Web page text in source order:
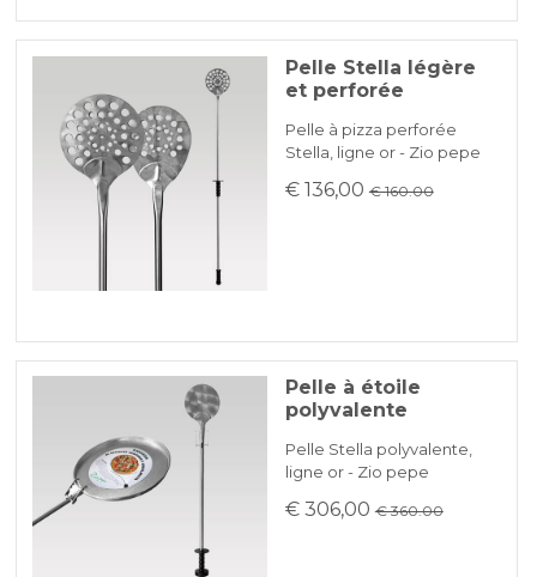
Pelle Stella légère
et perforée
Pelle à pizza perforée
Stella, ligne or - Zio pepe
€ 136,00 € 160.00
Pelle à étoile
polyvalente
Pelle Stella polyvalente,
ligne or - Zio pepe
€ 306,00 € 360.00